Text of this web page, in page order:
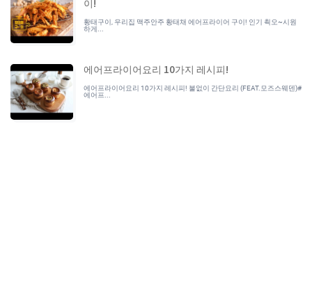
황태구이, 우리집 맥주안주 황태채 에어프라이어 구이! 인기 쵝오~시원
하게...
에어프라이어요리 10가지 레시피!
에어프라이어요리 10가지 레시피! 불없이 간단요리 (FEAT.모즈스웨덴)#
에어프...